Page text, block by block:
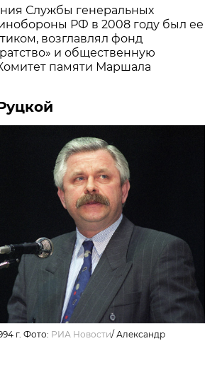
Службы генеральных
РФ в 2008 году был ее
возглавлял фонд
и общественную
памяти Маршала
г. Фото: РИА Новости/Александр